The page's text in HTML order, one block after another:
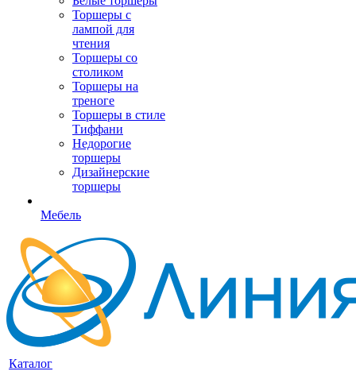
Торшеры с
лампой для
чтения
Торшеры со
столиком
Торшеры на
треноге
Торшеры в стиле
Тиффани
Недорогие
торшеры
Дизайнерские
торшеры
Мебель
Каталог